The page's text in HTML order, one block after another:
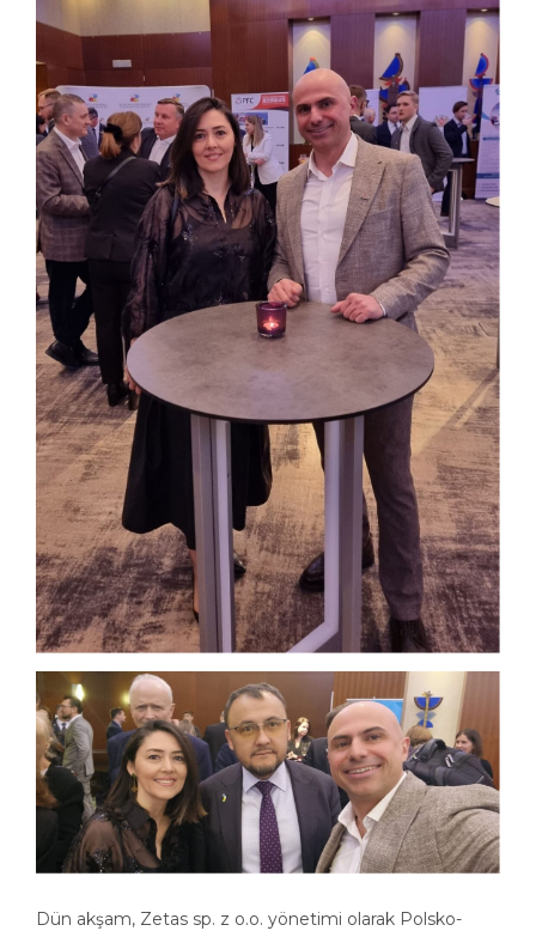
Dün akşam, Zetas sp. z o.o. yönetimi olarak Polsko-